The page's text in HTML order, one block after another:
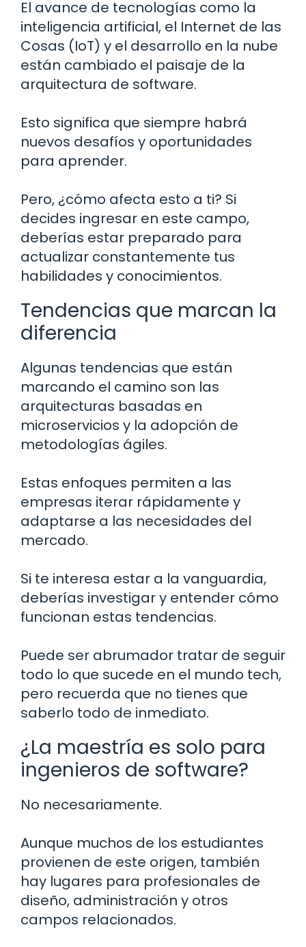
El avance de tecnologías como la
inteligencia artificial, el Internet de las
Cosas (IoT) y el desarrollo en la nube
están cambiado el paisaje de la
arquitectura de software.
Esto significa que siempre habrá
nuevos desafíos y oportunidades
para aprender.
Pero, ¿cómo afecta esto a ti? Si
decides ingresar en este campo,
deberías estar preparado para
actualizar constantemente tus
habilidades y conocimientos.
Tendencias que marcan la
diferencia
Algunas tendencias que están
marcando el camino son las
arquitecturas basadas en
microservicios y la adopción de
metodologías ágiles.
Estas enfoques permiten a las
empresas iterar rápidamente y
adaptarse a las necesidades del
mercado.
Si te interesa estar a la vanguardia,
deberías investigar y entender cómo
funcionan estas tendencias.
Puede ser abrumador tratar de seguir
todo lo que sucede en el mundo tech,
pero recuerda que no tienes que
saberlo todo de inmediato.
¿La maestría es solo para
ingenieros de software?
No necesariamente.
Aunque muchos de los estudiantes
provienen de este origen, también
hay lugares para profesionales de
diseño, administración y otros
campos relacionados.